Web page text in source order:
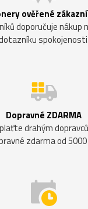
ověřené
doporučuje nákup
spokojenosti.
Dopravné ZDARMA
drahým
zdarma od 5000